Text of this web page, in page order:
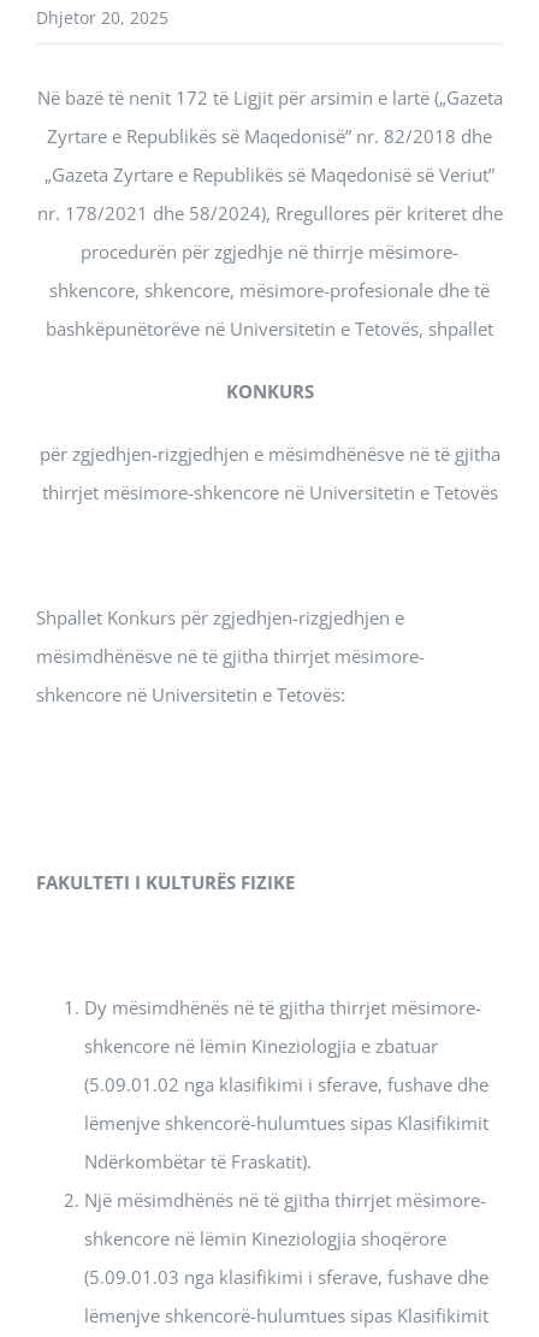
Dhjetor 20, 2025
Në bazë të nenit 172 të Ligjit për arsimin e lartë („Gazeta
Zyrtare e Republikës së Maqedonisë” nr. 82/2018 dhe
„Gazeta Zyrtare e Republikës së Maqedonisë së Veriut”
nr. 178/2021 dhe 58/2024), Rregullores për kriteret dhe
procedurën për zgjedhje në thirrje mësimore-
shkencore, shkencore, mësimore-profesionale dhe të
bashkëpunëtorëve në Universitetin e Tetovës, shpallet
KONKURS
për zgjedhjen-rizgjedhjen e mësimdhënësve në të gjitha
thirrjet mësimore-shkencore në Universitetin e Tetovës
Shpallet Konkurs për zgjedhjen-rizgjedhjen e
mësimdhënësve në të gjitha thirrjet mësimore-
shkencore në Universitetin e Tetovës:
FAKULTETI I KULTURËS FIZIKE
Dy mësimdhënës në të gjitha thirrjet mësimore-
shkencore në lëmin Kineziologjia e zbatuar
(5.09.01.02 nga klasifikimi i sferave, fushave dhe
lëmenjve shkencorë-hulumtues sipas Klasifikimit
Ndërkombëtar të Fraskatit).
Një mësimdhënës në të gjitha thirrjet mësimore-
shkencore në lëmin Kineziologjia shoqërore
(5.09.01.03 nga klasifikimi i sferave, fushave dhe
lëmenjve shkencorë-hulumtues sipas Klasifikimit